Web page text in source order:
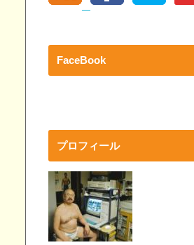
FaceBook
プロフィール